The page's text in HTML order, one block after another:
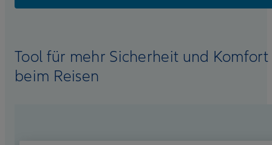
Tool für mehr Sicherheit und Komfort
beim Reisen